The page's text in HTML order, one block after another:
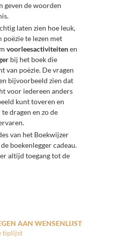
geven de woorden
laten zien hoe leuk,
te lezen met
voorleesactiviteitenen
bij het boek die
van poëzie. De vragen
bijvoorbeeld zien dat
voor iedereen anders
kunt toveren en
dragen en zo de
van het Boekwijzer
boekenlegger cadeau.
altijd toegang tot de
AAN WENSENLIJST